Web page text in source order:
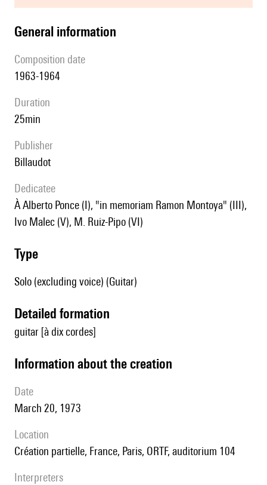
general information
composition date
1963-1964
duration
25min
publisher
Billaudot
Dedicatee
à Alberto Ponce (I), "in memoriam Ramon Montoya" (III),
Ivo Malec (V), M. Ruiz-Pipo (VI)
type
Solo (excluding voice) (Guitar)
detailed formation
guitar [à dix cordes]
information about the creation
date
March 20, 1973
location
création partielle, France, Paris, ORTF, auditorium 104
interpreters